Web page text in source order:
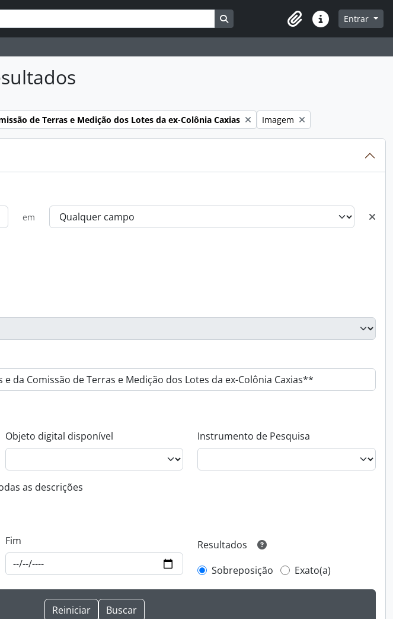
Busque na página de navegação
Atalhos Entrar
de Terras e Medição dos Lotes da ex-Colônia Caxias Remover filtro:
Imagem
em
Objeto digital disponível Instrumento de Pesquisa
as descrições
Fim
Resultados
Sobreposição
Exato(a)